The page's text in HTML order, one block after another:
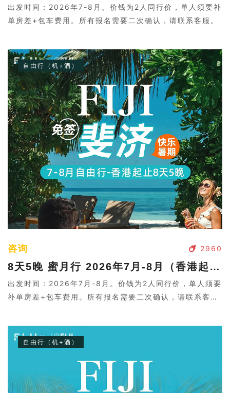
出发时间：2026年7-8月。价钱为2人同行价，单人须要补
单房差+包车费用。所有报名需要二次确认，请联系客服。
自由行（机+酒）
2960
咨询
8天5晚 蜜月行 2026年7月-8月（香港起止）
出发时间：2026年7月-8月。价钱为2人同行价，单人须要
补单房差+包车费用。所有报名需要二次确认，请联系客
自由行（机+酒）